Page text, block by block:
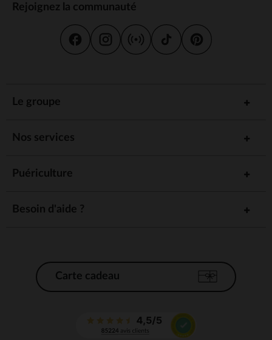
Rejoignez la communauté
Le groupe
Nos services
Puériculture
Besoin d'aide ?
Carte cadeau